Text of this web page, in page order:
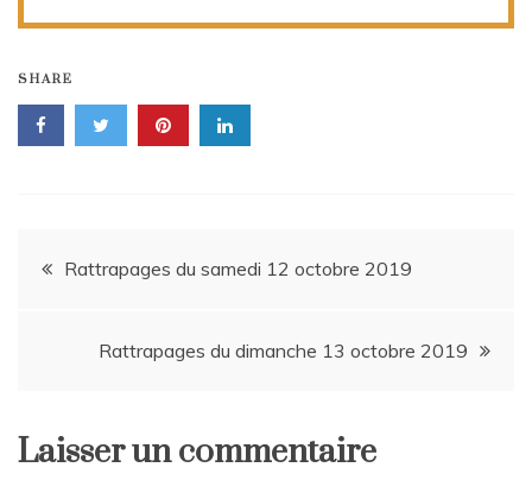
SHARE
Navigation
Rattrapages du samedi 12 octobre 2019
Rattrapages du dimanche 13 octobre 2019
Laisser un commentaire